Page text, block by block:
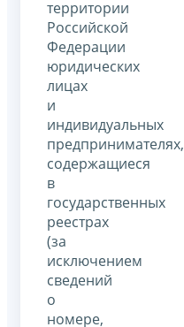
территории
Российской
Федерации
юридических
лицах
и
индивидуальных
предпринимателях,
содержащиеся
в
государственных
реестрах
(за
исключением
сведений
о
номере,